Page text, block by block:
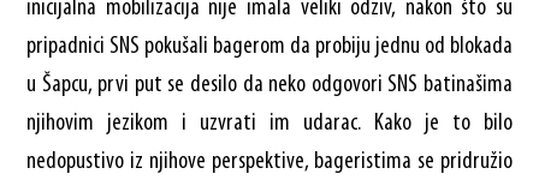
inicijalna mobilizacija nije imala veliki odziv, nakon što su
pripadnici SNS pokušali bagerom da probiju jednu od blokada
u Šapcu, prvi put se desilo da neko odgovori SNS batinašima
njihovim jezikom i uzvrati im udarac. Kako je to bilo
nedopustivo iz njihove perspektive, bageristima se pridružio